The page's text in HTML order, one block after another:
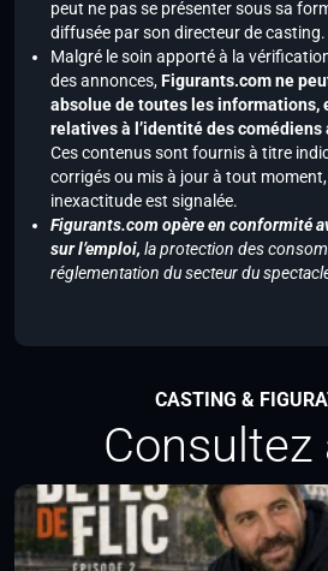
peut ne pas se présenter sous sa
diffusée par son directeur de casting.
Malgré le soin apporté à la
des annonces,Figurants.com ne
absolue de toutes les informations,
relatives à l’identité des comédiens
Ces contenus sont fournis à titre
corrigés ou mis à jour à tout
inexactitude est signalée.
Figurants.com opère en conformité
sur l’emploi, la protection des
réglementation du secteur du
CASTING &
Consultez